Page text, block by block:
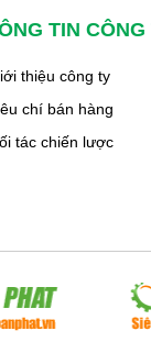
TIN CÔNG
thiệu công ty
chí bán hàng
tác chiến lược